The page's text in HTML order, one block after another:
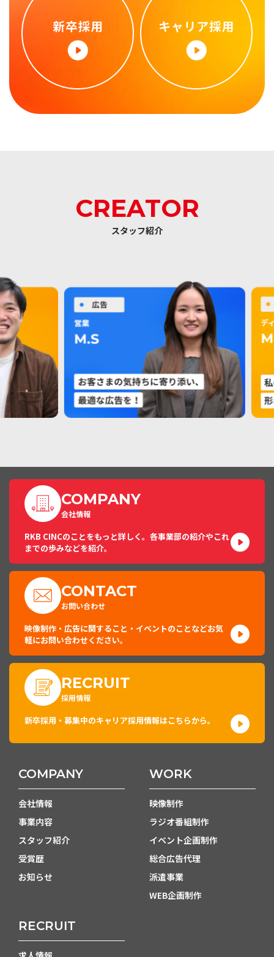
CREATOR
スタッフ紹介
COMPANY
会社情報
RKB CINCのことをもっと詳しく。各事業部の紹介やこれ
までの歩みなどを紹介。
CONTACT
お問い合わせ
映像制作・広告に関すること・イベントのことなどお気
軽にお問い合わせください。
RECRUIT
採用情報
新卒採用・募集中のキャリア採用情報はこちらから。
COMPANY
会社情報
事業内容
スタッフ紹介
受賞歴
お知らせ
WORK
映像制作
ラジオ番組制作
イベント企画制作
総合広告代理
派遣事業
WEB企画制作
RECRUIT